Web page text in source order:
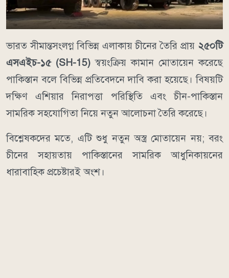
ভারত সীমান্তসংলগ্ন বিভিন্ন এলাকায় চীনের তৈরি প্রায় ২৫০টি
এসএইচ-১৫ (SH-15) স্বয়ংক্রিয় কামান মোতায়েন করেছে
পাকিস্তান বলে বিভিন্ন প্রতিবেদনে দাবি করা হয়েছে। বিষয়টি
দক্ষিণ এশিয়ার নিরাপত্তা পরিস্থিতি এবং চীন-পাকিস্তান
সামরিক সহযোগিতা নিয়ে নতুন আলোচনা তৈরি করেছে।
বিশ্লেষকদের মতে, এটি শুধু নতুন অস্ত্র মোতায়েন নয়; বরং
চীনের সহায়তায় পাকিস্তানের সামরিক আধুনিকায়নের
ধারাবাহিক প্রচেষ্টারই অংশ।